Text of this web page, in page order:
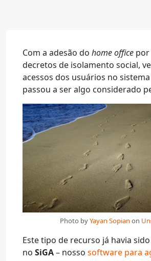
Com a adesão do home office por
decretos de isolamento social,
acessos dos usuários no
passou a ser algo considerado
Photo byYayan Sopian on
Este tipo de recurso já havia
no SiGA– nosso software para